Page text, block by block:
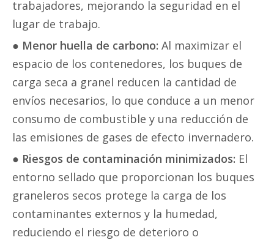
trabajadores, mejorando la seguridad en el
lugar de trabajo.
● Menor huella de carbono: Al maximizar el
espacio de los contenedores, los buques de
carga seca a granel reducen la cantidad de
envíos necesarios, lo que conduce a un menor
consumo de combustible y una reducción de
las emisiones de gases de efecto invernadero.
● Riesgos de contaminación minimizados: El
entorno sellado que proporcionan los buques
graneleros secos protege la carga de los
contaminantes externos y la humedad,
reduciendo el riesgo de deterioro o